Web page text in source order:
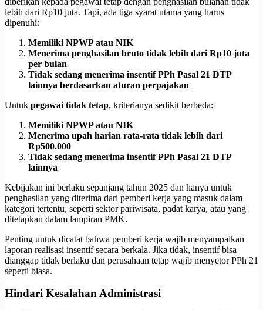
lebih dari Rp10 juta. Tapi, ada tiga syarat utama yang harus
dipenuhi:
Memiliki NPWP atau NIK
Menerima penghasilan bruto tidak lebih dari Rp10 juta
per bulan
Tidak sedang menerima insentif PPh Pasal 21 DTP
lainnya berdasarkan aturan perpajakan
Untuk pegawai tidak tetap, kriterianya sedikit berbeda:
Memiliki NPWP atau NIK
Menerima upah harian rata-rata tidak lebih dari
Rp500.000
Tidak sedang menerima insentif PPh Pasal 21 DTP
lainnya
Kebijakan ini berlaku sepanjang tahun 2025 dan hanya untuk
penghasilan yang diterima dari pemberi kerja yang masuk dalam
kategori tertentu, seperti sektor pariwisata, padat karya, atau yang
ditetapkan dalam lampiran PMK.
Penting untuk dicatat bahwa pemberi kerja wajib menyampaikan
laporan realisasi insentif secara berkala. Jika tidak, insentif bisa
dianggap tidak berlaku dan perusahaan tetap wajib menyetor PPh 21
seperti biasa.
Hindari Kesalahan Administrasi